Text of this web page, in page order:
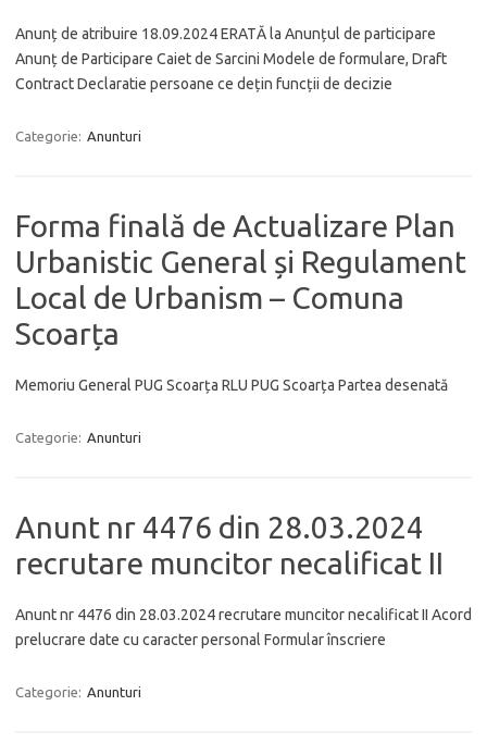
Anunț de atribuire 18.09.2024 ERATĂ la Anunțul de participare
Anunț de Participare Caiet de Sarcini Modele de formulare, Draft
Contract Declaratie persoane ce dețin funcții de decizie
Categorie: Anunturi
Forma finală de Actualizare Plan
Urbanistic General și Regulament
Local de Urbanism – Comuna
Scoarța
Memoriu General PUG Scoarța RLU PUG Scoarța Partea desenată
Categorie: Anunturi
Anunt nr 4476 din 28.03.2024
recrutare muncitor necalificat II
Anunt nr 4476 din 28.03.2024 recrutare muncitor necalificat II Acord
prelucrare date cu caracter personal Formular înscriere
Categorie: Anunturi